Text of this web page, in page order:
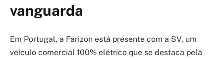
vanguarda
Em Portugal, a Farizon está presente com a SV, um
veículo comercial 100% elétrico que se destaca pela